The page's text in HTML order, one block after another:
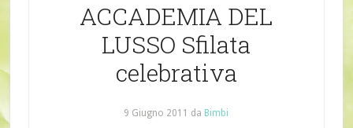
ACCADEMIA DEL
LUSSO Sfilata
celebrativa
9 Giugno 2011 da Bimbi